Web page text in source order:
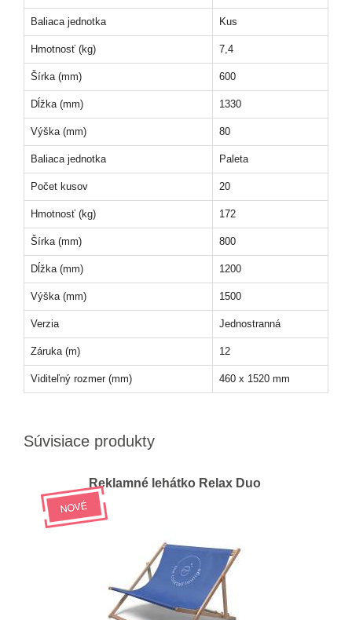
Baliaca jednotka Kus
Hmotnosť (kg) 7,4
Šírka (mm) 600
Dĺžka (mm) 1330
Výška (mm) 80
Baliaca jednotka Paleta
Počet kusov 20
Hmotnosť (kg) 172
Šírka (mm) 800
Dĺžka (mm) 1200
Výška (mm) 1500
Verzia Jednostranná
Záruka (m) 12
Viditeľný rozmer (mm) 460 x 1520 mm
Súvisiace produkty
Reklamné lehátko Relax Duo